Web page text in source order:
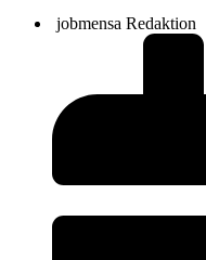
jobmensa Redaktion